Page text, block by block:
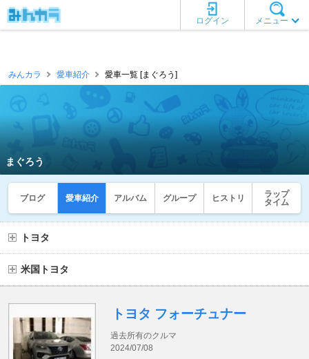
メニュー
ログイン
みんカラ 愛車紹介 愛車一覧 [まぐろう]
まぐろう
ブログ 愛車紹介 アルバム グループ ヒストリ
ラップ
タイム
トヨタ
米国トヨタ
トヨタ フォーチュナー
過去所有のクルマ
2024/07/08